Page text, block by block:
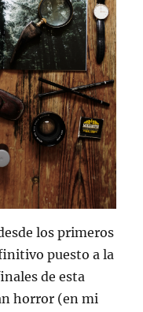
los primeros
puesto a la
de esta
horror (en mi